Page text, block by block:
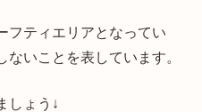
フティエリアとなってい
いことを表しています。
しょう↓